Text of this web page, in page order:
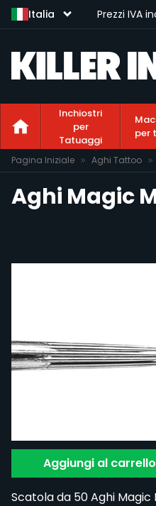
Italia Prezzi IVA
Consegna gratuita
Inchiostri
per
Tatuaggi
per
Salta al contenuto
Pagina Iniziale Aghi Tattoo
Aghi Magic
Aggiungi al carrello
Scatola da 50 Aghi Magic